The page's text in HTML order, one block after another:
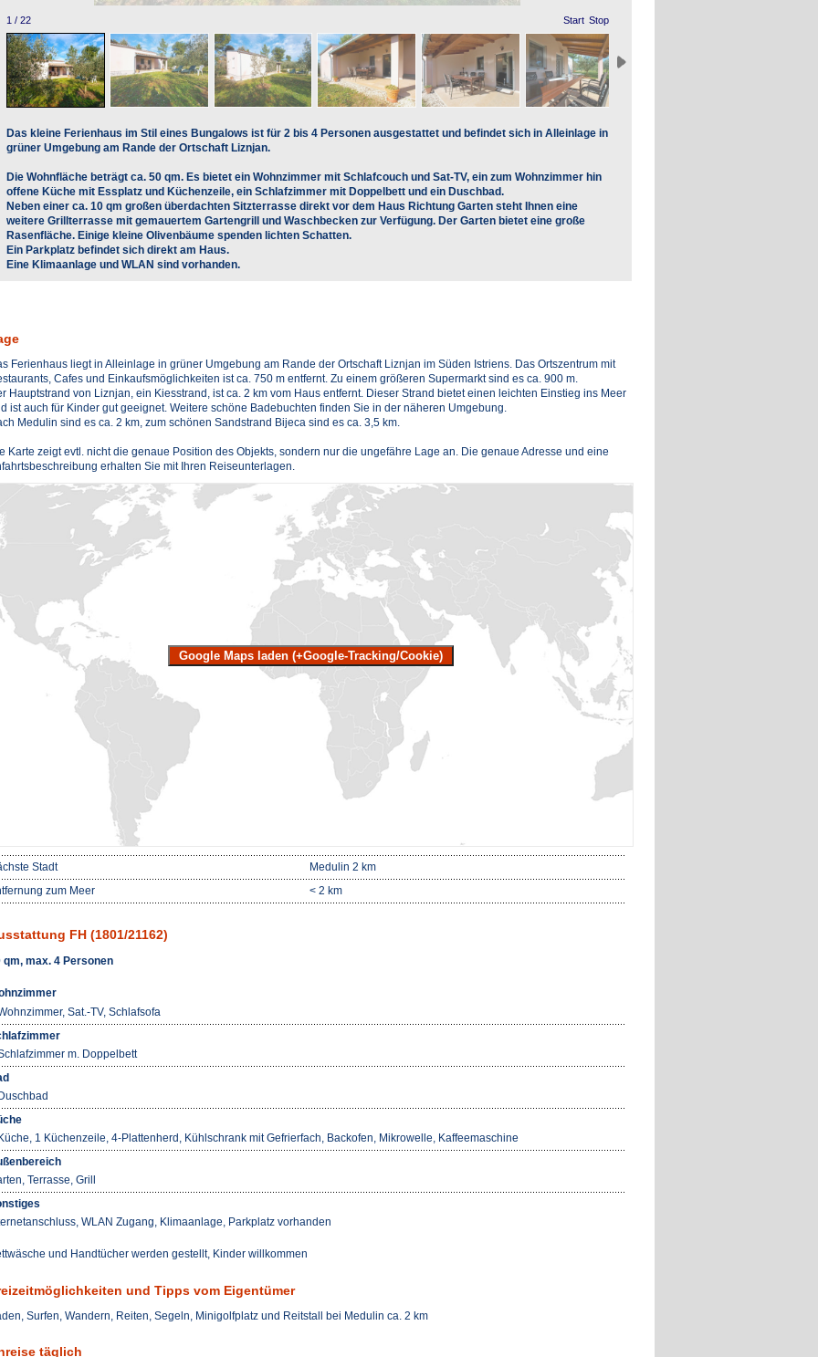
1 / 22 Start Stop
Das kleine Ferienhaus im Stil eines Bungalows ist für 2 bis 4 Personen ausgestattet und befindet sich in Alleinlage in
grüner Umgebung am Rande der Ortschaft Liznjan.
Die Wohnfläche beträgt ca. 50 qm. Es bietet ein Wohnzimmer mit Schlafcouch und Sat-TV, ein zum Wohnzimmer hin
offene Küche mit Essplatz und Küchenzeile, ein Schlafzimmer mit Doppelbett und ein Duschbad.
Neben einer ca. 10 qm großen überdachten Sitzterrasse direkt vor dem Haus Richtung Garten steht Ihnen eine
weitere Grillterrasse mit gemauertem Gartengrill und Waschbecken zur Verfügung. Der Garten bietet eine große
Rasenfläche. Einige kleine Olivenbäume spenden lichten Schatten.
Ein Parkplatz befindet sich direkt am Haus.
Eine Klimaanlage und WLAN sind vorhanden.
Ferienhaus liegt in Alleinlage in grüner Umgebung am Rande der Ortschaft Liznjan im Süden Istriens. Das Ortszentrum mit
Cafes und Einkaufsmöglichkeiten ist ca. 750 m entfernt. Zu einem größeren Supermarkt sind es ca. 900 m.
Hauptstrand von Liznjan, ein Kiesstrand, ist ca. 2 km vom Haus entfernt. Dieser Strand bietet einen leichten Einstieg ins Meer
ist auch für Kinder gut geeignet. Weitere schöne Badebuchten finden Sie in der näheren Umgebung.
Medulin sind es ca. 2 km, zum schönen Sandstrand Bijeca sind es ca. 3,5 km.
Karte zeigt evtl. nicht die genaue Position des Objekts, sondern nur die ungefähre Lage an. Die genaue Adresse und eine
erhalten Sie mit Ihren Reiseunterlagen.
Google Maps laden (+Google-Tracking/Cookie)
Stadt
Medulin 2 km
zum Meer
< 2 km
FH (1801/21162)
qm, max. 4 Personen
Sat.-TV, Schlafsofa
m. Doppelbett
1 Küchenzeile, 4-Plattenherd, Kühlschrank mit Gefrierfach, Backofen, Mikrowelle, Kaffeemaschine
Terrasse, Grill
WLAN Zugang, Klimaanlage, Parkplatz vorhanden
und Handtücher werden gestellt, Kinder willkommen
und Tipps vom Eigentümer
Surfen, Wandern, Reiten, Segeln, Minigolfplatz und Reitstall bei Medulin ca. 2 km
täglich